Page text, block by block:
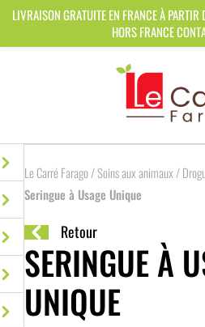
Le Carré Farago/Soins aux animaux /
Seringue à Usage Unique
Retour
SERINGUE À
UNIQUE
LIVRAISON GRATUITE EN FRANCE À
HORS FRANCE
Panneau de gestion des cookies